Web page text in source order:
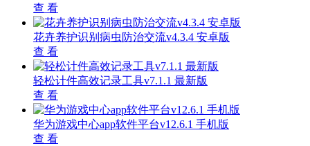
查 看
花卉养护识别病虫防治交流v4.3.4 安卓版
查 看
轻松计件高效记录工具v7.1.1 最新版
查 看
华为游戏中心app软件平台v12.6.1 手机版
查 看